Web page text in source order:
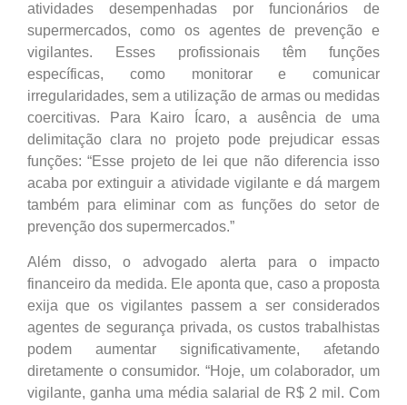
atividades desempenhadas por funcionários de
supermercados, como os agentes de prevenção e
vigilantes. Esses profissionais têm funções
específicas, como monitorar e comunicar
irregularidades, sem a utilização de armas ou medidas
coercitivas. Para Kairo Ícaro, a ausência de uma
delimitação clara no projeto pode prejudicar essas
funções: “Esse projeto de lei que não diferencia isso
acaba por extinguir a atividade vigilante e dá margem
também para eliminar com as funções do setor de
prevenção dos supermercados.”
Além disso, o advogado alerta para o impacto
financeiro da medida. Ele aponta que, caso a proposta
exija que os vigilantes passem a ser considerados
agentes de segurança privada, os custos trabalhistas
podem aumentar significativamente, afetando
diretamente o consumidor. “Hoje, um colaborador, um
vigilante, ganha uma média salarial de R$ 2 mil. Com